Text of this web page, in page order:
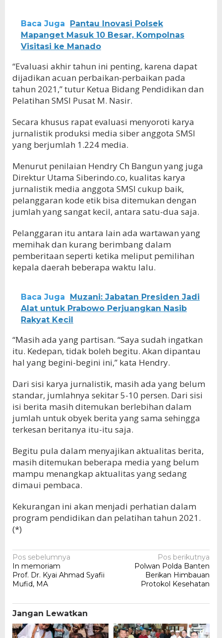
Baca Juga
Pantau Inovasi Polsek
Mapanget Masuk 10 Besar, Kompolnas
Visitasi ke Manado
“Evaluasi akhir tahun ini penting, karena dapat
dijadikan acuan perbaikan-perbaikan pada
tahun 2021,” tutur Ketua Bidang Pendidikan dan
Pelatihan SMSI Pusat M. Nasir.
Secara khusus rapat evaluasi menyoroti karya
jurnalistik produksi media siber anggota SMSI
yang berjumlah 1.224 media.
Menurut penilaian Hendry Ch Bangun yang juga
Direktur Utama Siberindo.co, kualitas karya
jurnalistik media anggota SMSI cukup baik,
pelanggaran kode etik bisa ditemukan dengan
jumlah yang sangat kecil, antara satu-dua saja.
Pelanggaran itu antara lain ada wartawan yang
memihak dan kurang berimbang dalam
pemberitaan seperti ketika meliput pemilihan
kepala daerah beberapa waktu lalu.
Baca Juga
Muzani: Jabatan Presiden Jadi
Alat untuk Prabowo Perjuangkan Nasib
Rakyat Kecil
“Masih ada yang partisan. “Saya sudah ingatkan
itu. Kedepan, tidak boleh begitu. Akan dipantau
hal yang begini-begini ini,” kata Hendry.
Dari sisi karya jurnalistik, masih ada yang belum
standar, jumlahnya sekitar 5-10 persen. Dari sisi
isi berita masih ditemukan berlebihan dalam
jumlah untuk obyek berita yang sama sehingga
terkesan beritanya itu-itu saja.
Begitu pula dalam menyajikan aktualitas berita,
masih ditemukan beberapa media yang belum
mampu menangkap aktualitas yang sedang
dimaui pembaca.
Kekurangan ini akan menjadi perhatian dalam
program pendidikan dan pelatihan tahun 2021.
(*)
Navigasi
pos
Pos sebelumnya
In memoriam
Prof. Dr. Kyai Ahmad Syafii
Mufid, MA
Pos berikutnya
Polwan Polda Banten
Berikan Himbauan
Protokol Kesehatan
Jangan Lewatkan